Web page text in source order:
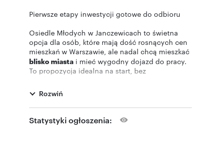
Pierwsze etapy inwestycji gotowe do odbioru
Osiedle Młodych w Janczewicach to świetna
opcja dla osób, które mają dość rosnących cen
mieszkań w Warszawie, ale nadal chcą mieszkać
blisko miasta i mieć wygodny dojazd do pracy.
To propozycja idealna na start, bez
Inwestycja znajduje się zaledwie
granicy Warszawy,
pomiędzy trasami S7 i S8, co pozwala szybko
dostać się zarówno do stolicy, jak i w kierunku
południowej czy zachodniej Polski.
Rozwiń
Statystyki ogłoszenia: